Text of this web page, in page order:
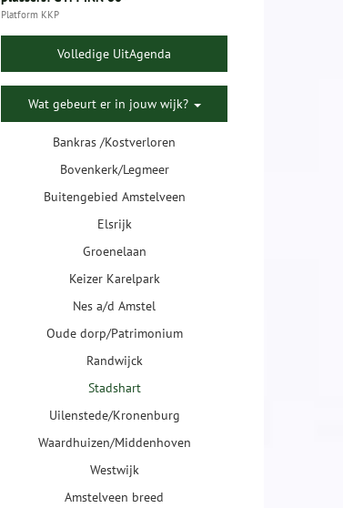
Platform KKP
Volledige UitAgenda
Wat gebeurt er in jouw wijk?
Bankras /Kostverloren
Bovenkerk/Legmeer
Buitengebied Amstelveen
Elsrijk
Groenelaan
Keizer Karelpark
Nes a/d Amstel
Oude dorp/Patrimonium
Randwijck
Stadshart
Uilenstede/Kronenburg
Waardhuizen/Middenhoven
Westwijk
Amstelveen breed